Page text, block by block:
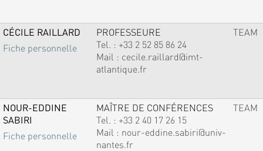
CÉCILE RAILLARD
Fiche personnelle
PROFESSEURE
Tel. : +33 2 52 85 86 24
Mail : cecile.raillard@imt-
atlantique.fr
TEAM
NOUR-EDDINE
SABIRI
Fiche personnelle
MAÎTRE DE CONFÉRENCES
Tel. : +33 2 40 17 26 15
Mail : nour-eddine.sabiri@univ-
nantes.fr
TEAM